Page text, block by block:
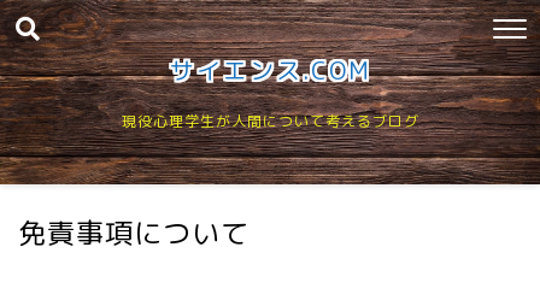
サイエンス.COM
現役心理学生が人間について考えるブログ
免責事項について